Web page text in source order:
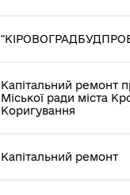
Капітальний ремонт
Міської ради міста
Коригування
Капітальний ремонт